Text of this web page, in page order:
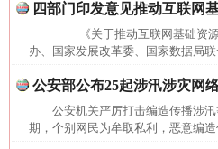
四部门印发意见推动互联网
《关于推动互联网基础资源
办、国家发展改革委、国家数据局
公安部公布25起涉汛涉灾网
公安机关严厉打击编造传播涉
期，个别网民为牟取私利，恶意编